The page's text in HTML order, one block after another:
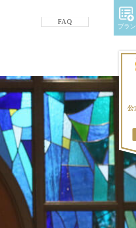
FAQ
プラン
フロアガイド
ギャラリー
アクセス
紹介キャンペーン